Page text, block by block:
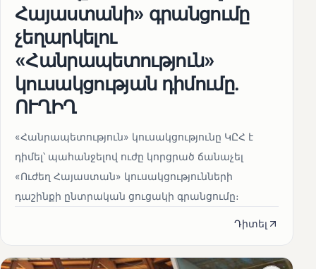
Հայաստանի» գրանցումը
չեղարկելու
«Հանրապետություն»
կուսակցության դիմումը.
ՈՒՂԻՂ
«Հանրապետություն» կուսակցությունը ԿԸՀ է
դիմել՝ պահանջելով ուժը կորցրած ճանաչել
«Ուժեղ Հայաստան» կուսակցությունների
դաշինքի ընտրական ցուցակի գրանցումը։
Դիտել